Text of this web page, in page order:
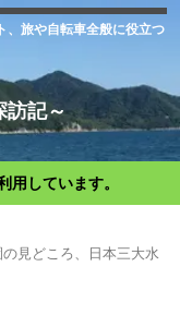
、旅や自転車全般に役立つ
訪記～
しています。
の見どころ、日本三大水